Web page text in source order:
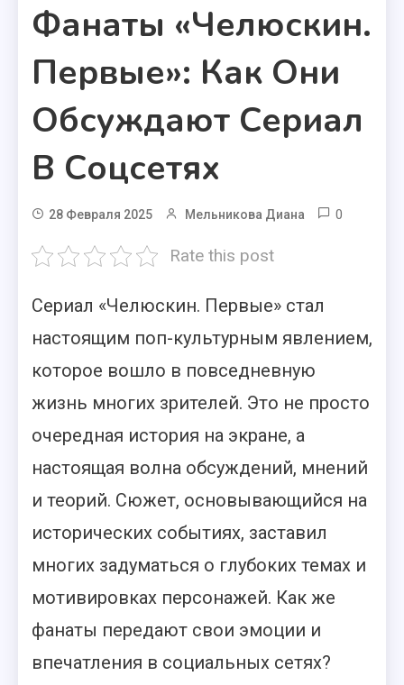
Фанаты «Челюскин.
Первые»: Как Они
Обсуждают Сериал
В Соцсетях
28 Февраля 2025 Мельникова Диана 0
Rate this post
Сериал «Челюскин. Первые» стал
настоящим поп-культурным явлением,
которое вошло в повседневную
жизнь многих зрителей. Это не просто
очередная история на экране, а
настоящая волна обсуждений, мнений
и теорий. Сюжет, основывающийся на
исторических событиях, заставил
многих задуматься о глубоких темах и
мотивировках персонажей. Как же
фанаты передают свои эмоции и
впечатления в социальных сетях?